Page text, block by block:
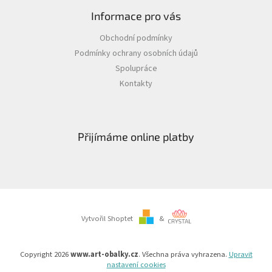
Informace pro vás
Obchodní podmínky
Podmínky ochrany osobních údajů
Spolupráce
Kontakty
Přijímáme online platby
Vytvořil Shoptet &
Copyright 2026www.art-obalky.cz. Všechna práva vyhrazena. Upravit
nastavení cookies